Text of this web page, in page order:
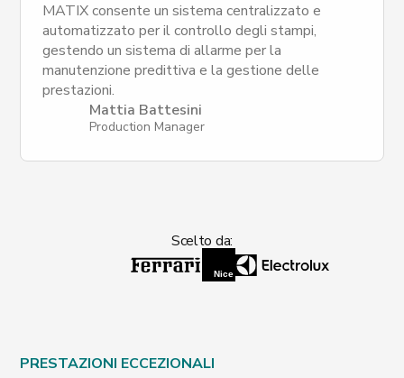
MATIX consente un sistema centralizzato e
automatizzato per il controllo degli stampi,
gestendo un sistema di allarme per la
manutenzione predittiva e la gestione delle
prestazioni.
Mattia Battesini
Production Manager
Scelto da:
PRESTAZIONI ECCEZIONALI